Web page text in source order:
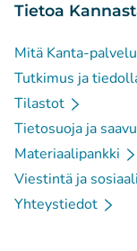
Tietoa
Mitä Kanta-
Tutkimus ja
Tilastot
Tietosuoja ja
Materiaalipankki
Viestintä ja
Yhteystiedot